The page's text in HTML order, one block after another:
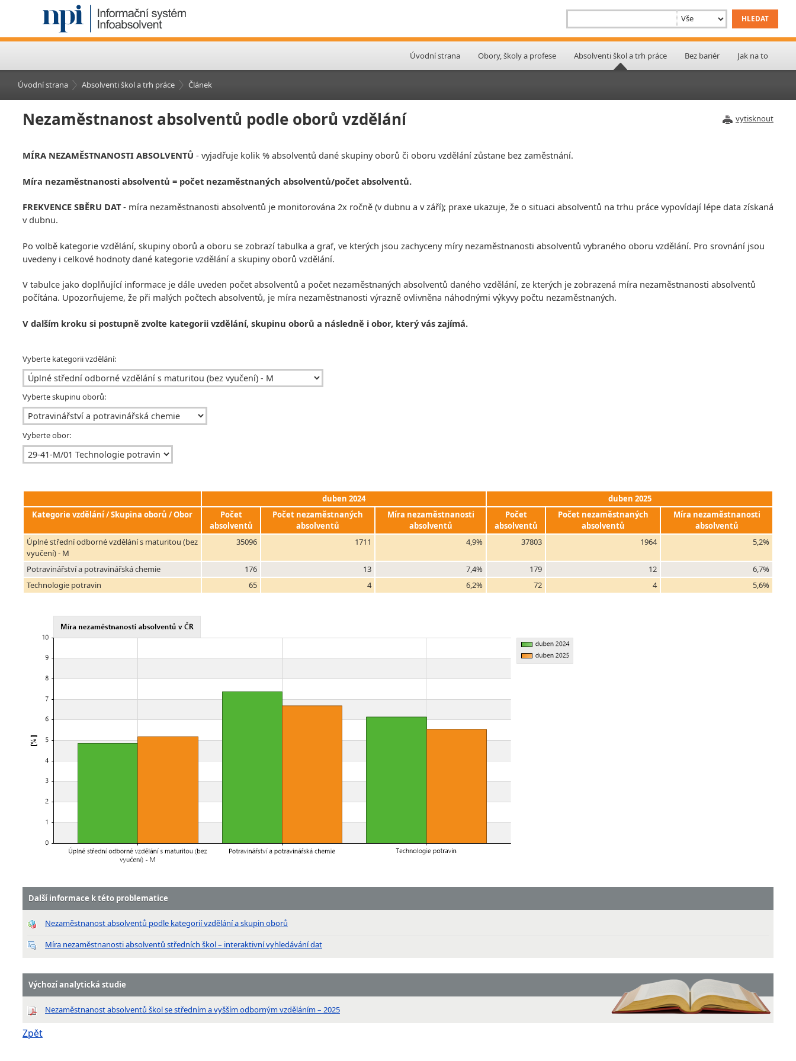
Úvodní strana Obory, školy a profese Absolventi škol a trh práce Bez bariér Jak na to
Úvodní strana Absolventi škol a trh práce Článek
vytisknout
Nezaměstnanost absolventů podle oborů vzdělání
MÍRA NEZAMĚSTNANOSTI ABSOLVENTŮ - vyjadřuje kolik % absolventů dané skupiny oborů či oboru vzdělání zůstane bez zaměstnání.
Míra nezaměstnanosti absolventů = počet nezaměstnaných absolventů/počet absolventů.
FREKVENCE SBĚRU DAT- míra nezaměstnanosti absolventů je monitorována 2x ročně (v dubnu a v září); praxe ukazuje, že o situaci absolventů na trhu práce vypovídají lépe data získaná
v dubnu.
Po volbě kategorie vzdělání, skupiny oborů a oboru se zobrazí tabulka a graf, ve kterých jsou zachyceny míry nezaměstnanosti absolventů vybraného oboru vzdělání. Pro srovnání jsou
uvedeny i celkové hodnoty dané kategorie vzdělání a skupiny oborů vzdělání.
V tabulce jako doplňující informace je dále uveden počet absolventů a počet nezaměstnaných absolventů daného vzdělání, ze kterých je zobrazená míra nezaměstnanosti absolventů
počítána. Upozorňujeme, že při malých počtech absolventů, je míra nezaměstnanosti výrazně ovlivněna náhodnými výkyvy počtu nezaměstnaných.
V dalším kroku si postupně zvolte kategorii vzdělání, skupinu oborů a následně i obor, který vás zajímá.
Vyberte kategorii vzdělání:
Vyberte skupinu oborů:
Vyberte obor:
duben 2024
duben 2025
Kategorie vzdělání / Skupina oborů / Obor
Počet
absolventů
Počet nezaměstnaných
absolventů
Míra nezaměstnanosti
absolventů
Počet
absolventů
Počet nezaměstnaných
absolventů
Míra nezaměstnanosti
absolventů
Úplné střední odborné vzdělání s maturitou (bez
vyučení) - M
35096 1711 4,9% 37803 1964 5,2%
Potravinářství a potravinářská chemie 176 13 7,4% 179 12
6,7%
Technologie potravin
65 4 6,2% 72 4 5,6%
Další informace k této problematice
Nezaměstnanost absolventů podle kategorií vzdělání a skupin oborů
Míra nezaměstnanosti absolventů středních škol – interaktivní vyhledávání dat
Výchozí analytická studie
Nezaměstnanost absolventů škol se středním a vyšším odborným vzděláním – 2025
Zpět